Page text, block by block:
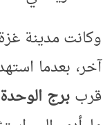
وكانت مدينة
آخر، بعدما
قرببرج الوحدة